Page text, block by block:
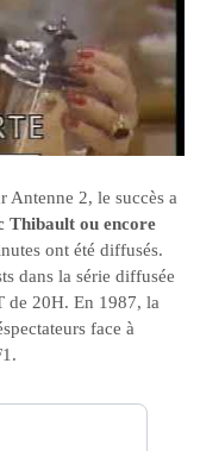
Antenne 2, le succès a
Thibault ou encore
ont été diffusés.
dans la série diffusée
de 20H. En 1987, la
face à